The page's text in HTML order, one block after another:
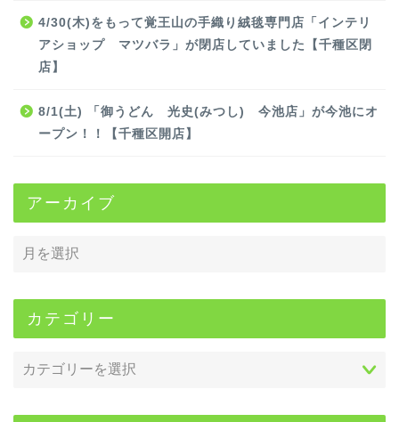
4/30(木)をもって覚王山の手織り絨毯専門店「インテリ
アショップ マツバラ」が閉店していました【千種区閉
店】
8/1(土) 「御うどん 光史(みつし) 今池店」が今池にオ
ープン！！【千種区開店】
アーカイブ
カテゴリー